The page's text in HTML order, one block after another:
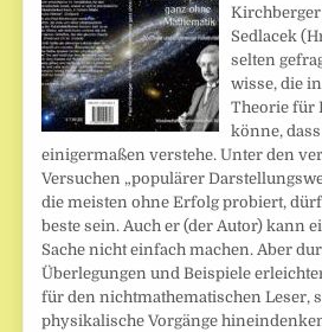
Sedlacek
selten
wisse, die
Theorie für
könne,
einigermaßen verstehe. Unter den
Versuchen „populärer
die meisten ohne Erfolg probiert,
beste sein. Auch er (der Autor) kann
Sache nicht einfach machen. Aber
Überlegungen und Beispiele
für den nichtmathematischen Leser,
physikalische Vorgänge